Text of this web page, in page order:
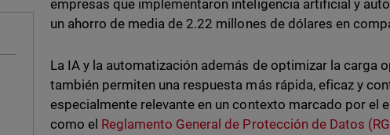
empresas que implementaron inteligencia artificial y
un ahorro de media de 2.22 millones de dólares en
La IA y la automatización además de optimizar la carga
también permiten una respuesta más rápida, eficaz y
especialmente relevante en un contexto marcado por el
como el Reglamento General de Protección de Datos